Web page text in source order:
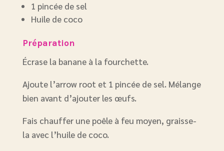
1 pincée de sel
Huile de coco
Préparation
Écrase la banane à la fourchette.
Ajoute l’arrow root et 1 pincée de sel. Mélange
bien avant d’ajouter les œufs.
Fais chauffer une poêle à feu moyen, graisse-
la avec l’huile de coco.